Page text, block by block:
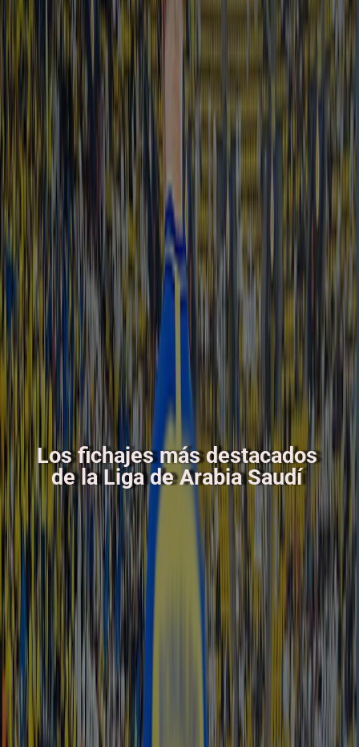
Los fichajes más destacados
de la Liga de Arabia Saudí